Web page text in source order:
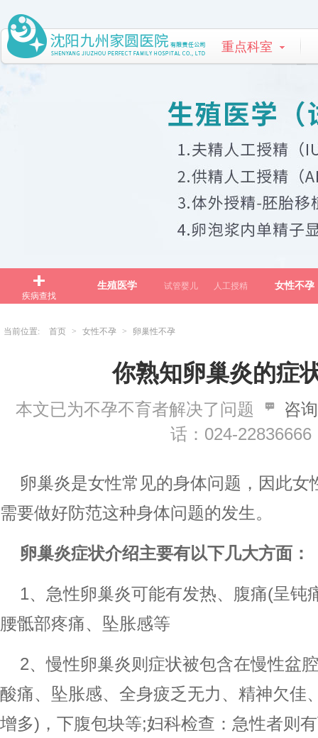
重点科室
疾病查找
生殖医学 试管婴儿 人工授精 女性不孕
当前位置: 首页 > 女性不孕 > 卵巢性不孕
你熟知卵巢炎的症
本文已为不孕不育者解决了问题
咨
话：024-22836666
卵巢炎是女性常见的身体问题，因此女
需要做好防范这种身体问题的发生。
卵巢炎症状介绍主要有以下几大方面：
1、急性卵巢炎可能有发热、腹痛(呈钝
腰骶部疼痛、坠胀感等
2、慢性卵巢炎则症状被包含在慢性盆
酸痛、坠胀感、全身疲乏无力、精神欠佳
增多)，下腹包块等;妇科检查：急性者则